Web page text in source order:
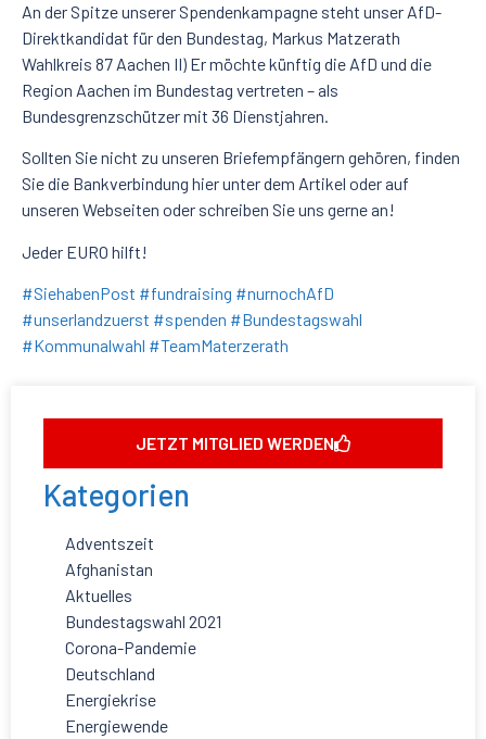
An der Spitze unserer Spendenkampagne steht unser AfD-
Direktkandidat für den Bundestag, Markus Matzerath
Wahlkreis 87 Aachen II) Er möchte künftig die AfD und die
Region Aachen im Bundestag vertreten – als
Bundesgrenzschützer mit 36 Dienstjahren.
Sollten Sie nicht zu unseren Briefempfängern gehören, finden
Sie die Bankverbindung hier unter dem Artikel oder auf
unseren Webseiten oder schreiben Sie uns gerne an!
Jeder EURO hilft!
#SiehabenPost #fundraising #nurnochAfD
#unserlandzuerst #spenden #Bundestagswahl
#Kommunalwahl #TeamMaterzerath
JETZT MITGLIED WERDEN
Kategorien
Adventszeit
Afghanistan
Aktuelles
Bundestagswahl 2021
Corona-Pandemie
Deutschland
Energiekrise
Energiewende